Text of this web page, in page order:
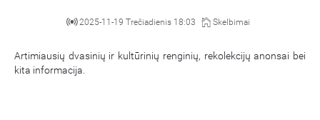
2025-11-19 Trečiadienis 18:03 Skelbimai
Artimiausių dvasinių ir kultūrinių renginių, rekolekcijų anonsai bei
kita informacija.